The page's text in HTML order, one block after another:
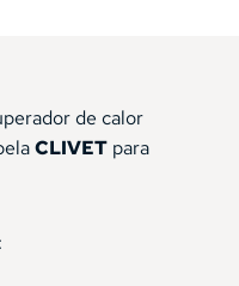
de calor
CLIVET para